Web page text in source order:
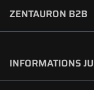
ZENTAURON B2B
INFORMATIONS